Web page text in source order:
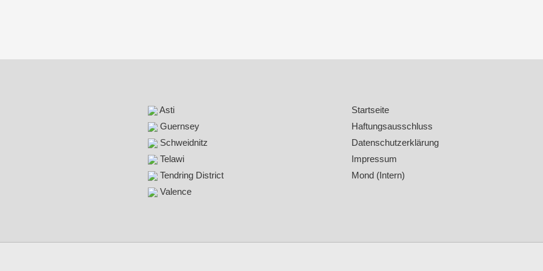
Asti
Guernsey
Schweidnitz
Telawi
Tendring District
Valence
Startseite
Haftungsausschluss
Datenschutzerklärung
Impressum
Mond (Intern)